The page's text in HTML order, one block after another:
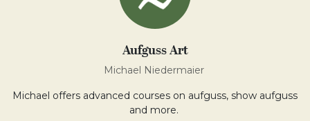
Aufguss Art
Michael Niedermaier
Michael offers advanced courses on aufguss, show aufguss
and more.